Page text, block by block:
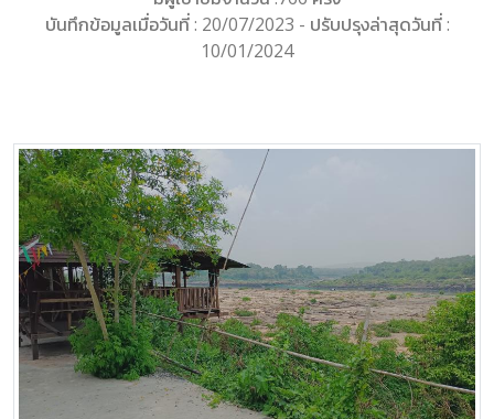
บันทึกข้อมูลเมื่อวันที่ : 20/07/2023 - ปรับปรุงล่าสุดวันที่ :
10/01/2024